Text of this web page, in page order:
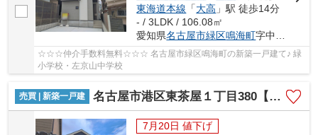
東海道本線 「大高 」駅 徒歩14分
- / 3LDK / 106.08㎡
愛知県名古屋市緑区鳴海町字中汐田219-4
☆☆☆仲介手数料無料☆☆☆ 名古屋市緑区鳴海町の新築一戸建て♪ 緑
小学校・左京山中学校
売買 | 新築一戸建 名古屋市港区東茶屋１丁目380【仲介手数料無料】新築一戸建て B号棟
7月20日 値下げ